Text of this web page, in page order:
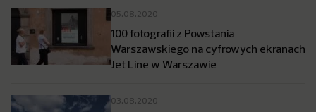
05.08.2020
100 fotografii z Powstania
Warszawskiego na cyfrowych ekranach
Jet Line w Warszawie
03.08.2020